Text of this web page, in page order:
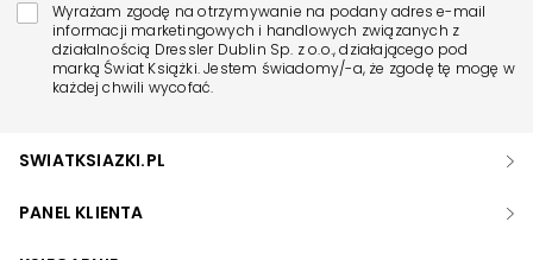
Wyrażam zgodę na otrzymywanie na podany adres e-mail
informacji marketingowych i handlowych związanych z
działalnością Dressler Dublin Sp. z o.o., działającego pod
marką Świat Książki. Jestem świadomy/-a, że zgodę tę mogę w
każdej chwili wycofać.
SWIATKSIAZKI.PL
PANEL KLIENTA